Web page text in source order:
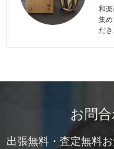
和
集
だ
お問
出張無料・査定無料